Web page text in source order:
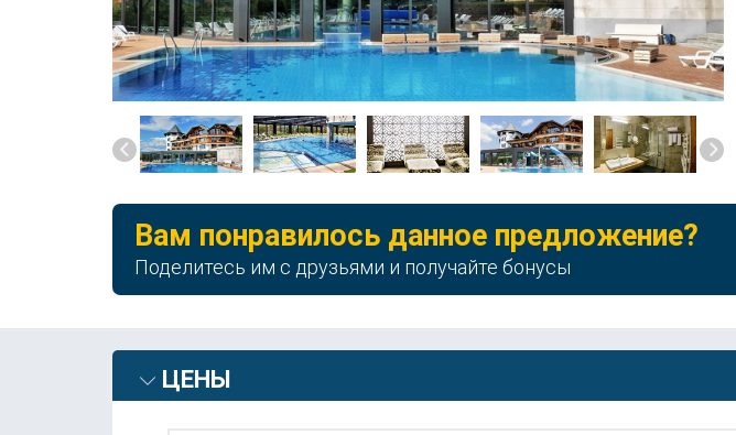
Вам понравилось данное предложение?
Поделитесь им с друзьями и получайте бонусы
ЦЕНЫ